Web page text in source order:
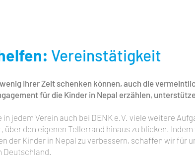
Vereinstätigkeit
wenig Ihrer Zeit schenken können, auch die
für die Kinder in Nepal erzählen,
jedem Verein auch bei DENK e.V. viele weitere
über den eigenen Tellerrand hinaus zu blicken.
der Kinder in Nepal zu verbessern, schaffen wir für
Deutschland.